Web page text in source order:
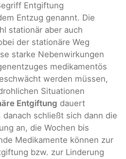
Entgiftung
Entzug genannt. Die
stationär aber auch
der stationäre Weg
starke Nebenwirkungen
medikamentös
werden müssen,
Situationen
Entgiftung dauert
schließt sich dann die
an, die Wochen bis
Medikamente können zur
bzw. zur Linderung